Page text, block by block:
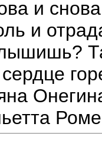
и
и